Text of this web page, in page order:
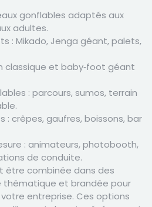
gonflables adaptés aux
adultes.
: Mikado, Jenga géant, palets,
classique et baby‑foot géant
: parcours, sumos, terrain
: crêpes, gaufres, boissons, bar
: animateurs, photobooth,
de conduite.
être combinée dans des
thématique et brandée pour
entreprise. Ces options